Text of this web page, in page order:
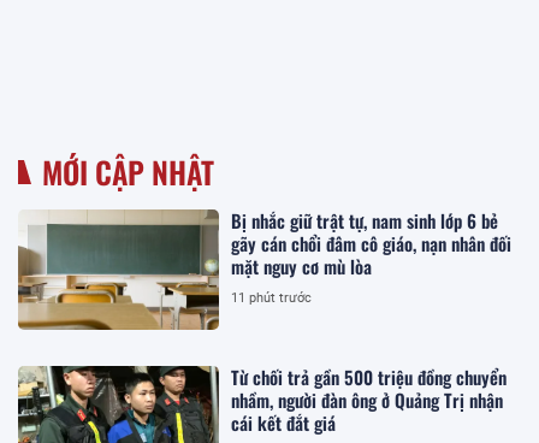
MỚI CẬP NHẬT
Bị nhắc giữ trật tự, nam sinh lớp 6 bẻ
gãy cán chổi đâm cô giáo, nạn nhân đối
mặt nguy cơ mù lòa
11 phút trước
Từ chối trả gần 500 triệu đồng chuyển
nhầm, người đàn ông ở Quảng Trị nhận
cái kết đắt giá